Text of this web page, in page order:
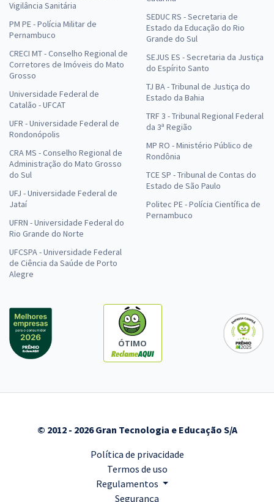
Vigilância Sanitária
PM PE - Polícia Militar de
Pernambuco
CRECI MT - Conselho Regional de
Corretores de Imóveis do Mato
Grosso
Universidade Federal de
Catalão - UFCAT
UFR - Universidade Federal de
Rondonópolis
CRA MS - Conselho Regional de
Administração do Mato Grosso
do Sul
UFJ - Universidade Federal de
Jataí
UFRN - Universidade Federal do
Rio Grande do Norte
UFCSPA - Universidade Federal
de Ciência da Saúde de Porto
Alegre
SEDUC RS - Secretaria de
Estado da Educação do Rio
Grande do Sul
SEJUS ES - Secretaria da Justiça
do Espírito Santo
TJ BA - Tribunal de Justiça do
Estado da Bahia
TRF 3 - Tribunal Regional Federal
da 3ª Região
MP RO - Ministério Público de
Rondônia
TCE SP - Tribunal de Contas do
Estado de São Paulo
Politec PE - Polícia Científica de
Pernambuco
ÓTIMO
© 2012 - 2026 Gran Tecnologia e Educação S/A
Política de privacidade
Termos de uso
Regulamentos
Segurança